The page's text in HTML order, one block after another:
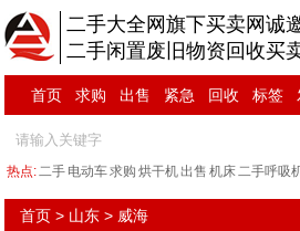
二手大全网旗下买卖网诚
二手闲置废旧物资回收买
首页 求购 出售 紧急 回收 标签
热点:二手 电动车求购 烘干机出售 机床二手呼吸
首页 > 山东 > 威海